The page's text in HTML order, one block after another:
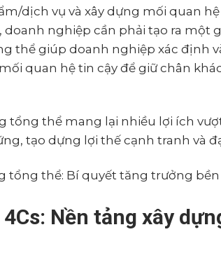
dịch vụ và xây dựng mối quan
nghiệp cần phải tạo ra một
thể giúp doanh nghiệp xác định
quan hệ tin cậy để giữ chân
tổng thể mang lại nhiều lợi ích
tạo dựng lợi thế cạnh tranh và
Nền tảng xây